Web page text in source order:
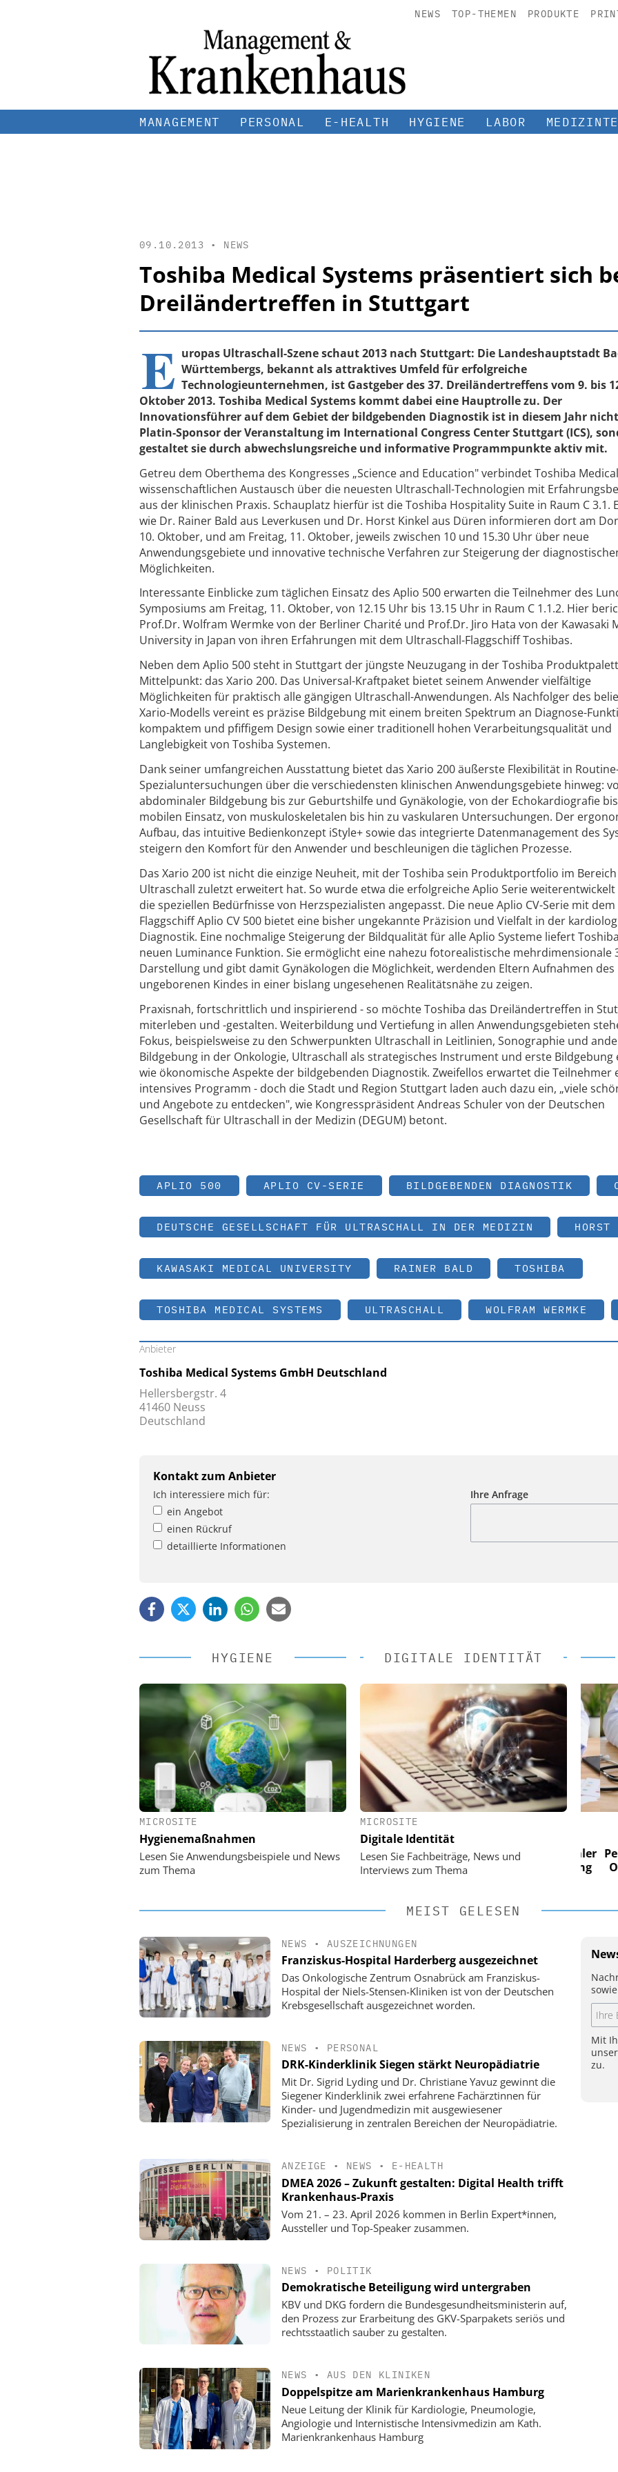
NEWS TOP-THEMEN PRODUKTE
MANAGEMENT PERSONAL E-HEALTH HYGIENE LABOR
09.10.2013 • NEWS
Toshiba Medical Systems präsentiert sich
Dreiländertreffen in Stuttgart
E uropas Ultraschall-Szene schaut 2013 nach Stuttgart: Die Landeshauptstadt
Württembergs, bekannt als attraktives Umfeld für erfolgreiche
Technologieunternehmen, ist Gastgeber des 37. Dreiländertreffens vom 9. bis
Oktober 2013. Toshiba Medical Systems kommt dabei eine Hauptrolle zu. Der
Innovationsführer auf dem Gebiet der bildgebenden Diagnostik ist in diesem Jahr
Platin-Sponsor der Veranstaltung im International Congress Center Stuttgart (ICS),
gestaltet sie durch abwechslungsreiche und informative Programmpunkte aktiv mit.
Getreu dem Oberthema des Kongresses „Science and Education" verbindet Toshiba
wissenschaftlichen Austausch über die neuesten Ultraschall-Technologien mit
aus der klinischen Praxis. Schauplatz hierfür ist die Toshiba Hospitality Suite in Raum C 3.1.
wie Dr. Rainer Bald aus Leverkusen und Dr. Horst Kinkel aus Düren informieren dort am
10. Oktober, und am Freitag, 11. Oktober, jeweils zwischen 10 und 15.30 Uhr über neue
Anwendungsgebiete und innovative technische Verfahren zur Steigerung der
Möglichkeiten.
Interessante Einblicke zum täglichen Einsatz des Aplio 500 erwarten die Teilnehmer des
Symposiums am Freitag, 11. Oktober, von 12.15 Uhr bis 13.15 Uhr in Raum C 1.1.2. Hier
Prof.Dr. Wolfram Wermke von der Berliner Charité und Prof.Dr. Jiro Hata von der Kawasaki
University in Japan von ihren Erfahrungen mit dem Ultraschall-Flaggschiff Toshibas.
Neben dem Aplio 500 steht in Stuttgart der jüngste Neuzugang in der Toshiba
Mittelpunkt: das Xario 200. Das Universal-Kraftpaket bietet seinem Anwender vielfältige
Möglichkeiten für praktisch alle gängigen Ultraschall-Anwendungen. Als Nachfolger des
Xario-Modells vereint es präzise Bildgebung mit einem breiten Spektrum an Diagnose-
kompaktem und pfiffigem Design sowie einer traditionell hohen Verarbeitungsqualität und
Langlebigkeit von Toshiba Systemen.
Dank seiner umfangreichen Ausstattung bietet das Xario 200 äußerste Flexibilität in
Spezialuntersuchungen über die verschiedensten klinischen Anwendungsgebiete hinweg:
abdominaler Bildgebung bis zur Geburtshilfe und Gynäkologie, von der Echokardiografie
mobilen Einsatz, von muskuloskeletalen bis hin zu vaskularen Untersuchungen. Der
Aufbau, das intuitive Bedienkonzept iStyle+ sowie das integrierte Datenmanagement des
steigern den Komfort für den Anwender und beschleunigen die täglichen Prozesse.
Das Xario 200 ist nicht die einzige Neuheit, mit der Toshiba sein Produktportfolio im Bereich
Ultraschall zuletzt erweitert hat. So wurde etwa die erfolgreiche Aplio Serie weiterentwickelt
die speziellen Bedürfnisse von Herzspezialisten angepasst. Die neue Aplio CV-Serie mit dem
Flaggschiff Aplio CV 500 bietet eine bisher ungekannte Präzision und Vielfalt in der
Diagnostik. Eine nochmalige Steigerung der Bildqualität für alle Aplio Systeme liefert
neuen Luminance Funktion. Sie ermöglicht eine nahezu fotorealistische mehrdimensionale
Darstellung und gibt damit Gynäkologen die Möglichkeit, werdenden Eltern Aufnahmen des
ungeborenen Kindes in einer bislang ungesehenen Realitätsnähe zu zeigen.
Praxisnah, fortschrittlich und inspirierend - so möchte Toshiba das Dreiländertreffen in
miterleben und -gestalten. Weiterbildung und Vertiefung in allen Anwendungsgebieten
Fokus, beispielsweise zu den Schwerpunkten Ultraschall in Leitlinien, Sonographie und
Bildgebung in der Onkologie, Ultraschall als strategisches Instrument und erste Bildgebung
wie ökonomische Aspekte der bildgebenden Diagnostik. Zweifellos erwartet die Teilnehmer
intensives Programm - doch die Stadt und Region Stuttgart laden auch dazu ein, „viele
und Angebote zu entdecken", wie Kongresspräsident Andreas Schuler von der Deutschen
Gesellschaft für Ultraschall in der Medizin (DEGUM) betont.
APLIO 500 APLIO CV-SERIE BILDGEBENDEN DIAGNOSTIK
DEUTSCHE GESELLSCHAFT FÜR ULTRASCHALL IN DER MEDIZIN
KAWASAKI MEDICAL UNIVERSITY RAINER BALD TOSHIBA
TOSHIBA MEDICAL SYSTEMS ULTRASCHALL WOLFRAM WERMKE
Anbieter
Toshiba Medical Systems GmbH Deutschland
Hellersbergstr. 4
41460 Neuss
Deutschland
Kontakt zum Anbieter
Ich interessiere mich für:
ein Angebot
einen Rückruf
detaillierte Informationen
Ihre Anfrage
HYGIENE
MICROSITE
Hygienemaßnahmen
Lesen Sie Anwendungsbeispiele und News
zum Thema
DIGITALE IDENTITÄT
MICROSITE
Digitale Identität
Lesen Sie Fachbeiträge, News und
Interviews zum Thema
Digitalisierung im
Personalmanagement: Von digitaler
Ordnung zur KI-fähigen Steuerung
Digitalisierung im
Personalmanagement: Von digitaler
Ordnung zur KI-fähigen Steuerung
MEIST GELESEN
NEWS • AUSZEICHNUNGEN
Franziskus-Hospital Harderberg ausgezeichnet
Das Onkologische Zentrum Osnabrück am Franziskus-
Hospital der Niels-Stensen-Kliniken ist von der Deutschen
Krebsgesellschaft ausgezeichnet worden.
NEWS • PERSONAL
DRK-Kinderklinik Siegen stärkt Neuropädiatrie
Mit Dr. Sigrid Lyding und Dr. Christiane Yavuz gewinnt die
Siegener Kinderklinik zwei erfahrene Fachärztinnen für
Kinder- und Jugendmedizin mit ausgewiesener
Spezialisierung in zentralen Bereichen der Neuropädiatrie.
ANZEIGE • NEWS • E-HEALTH
DMEA 2026 – Zukunft gestalten: Digital Health trifft
Krankenhaus-Praxis
Vom 21. – 23. April 2026 kommen in Berlin Expert*innen,
Aussteller und Top-Speaker zusammen.
NEWS • POLITIK
Demokratische Beteiligung wird untergraben
KBV und DKG fordern die Bundesgesundheitsministerin auf,
den Prozess zur Erarbeitung des GKV-Sparpakets seriös und
rechtsstaatlich sauber zu gestalten.
NEWS • AUS DEN KLINIKEN
Doppelspitze am Marienkrankenhaus Hamburg
Neue Leitung der Klinik für Kardiologie, Pneumologie,
Angiologie und Internistische Intensivmedizin am Kath.
Marienkrankenhaus Hamburg
Mit
zu.